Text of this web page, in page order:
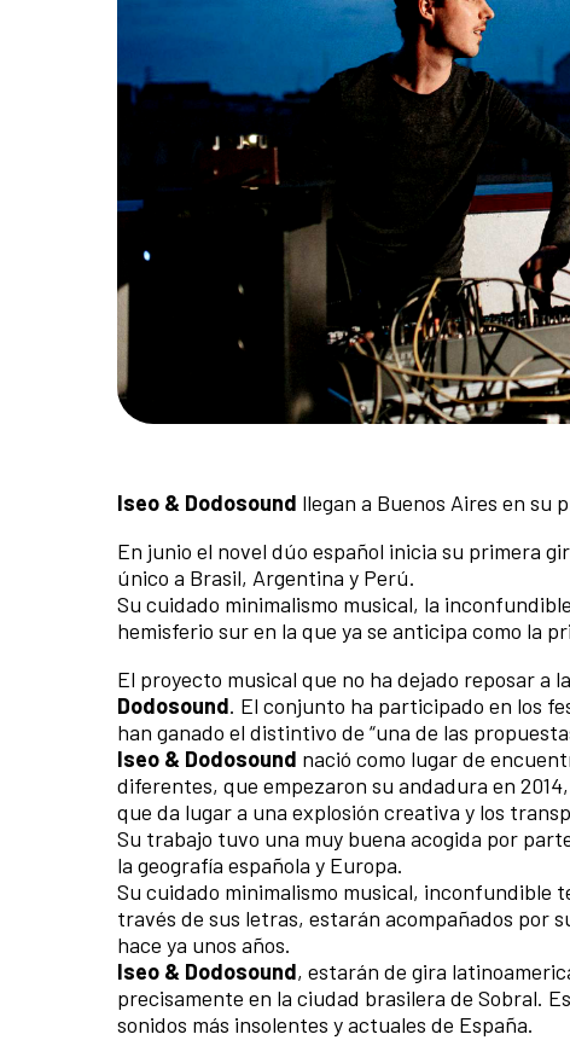
Iseo & Dodosound llegan a Buenos Aires en su
En junio el novel dúo español inicia su primera
único a Brasil, Argentina y Perú.
Su cuidado minimalismo musical, la
hemisferio sur en la que ya se anticipa como la
El proyecto musical que no ha dejado reposar a
Dodosound. El conjunto ha participado en los
han ganado el distintivo de “una de las
Iseo & Dodosound nació como lugar de
diferentes, que empezaron su andadura en
que da lugar a una explosión creativa y los
Su trabajo tuvo una muy buena acogida por
la geografía española y Europa.
Su cuidado minimalismo musical, inconfundible
través de sus letras, estarán acompañados por
hace ya unos años.
Iseo & Dodosound, estarán de gira
precisamente en la ciudad brasilera de Sobral.
sonidos más insolentes y actuales de España.